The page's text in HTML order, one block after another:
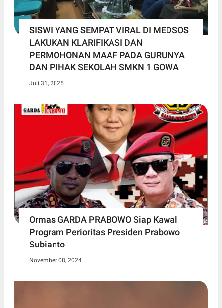
SISWI YANG SEMPAT VIRAL DI MEDSOS
LAKUKAN KLARIFIKASI DAN
PERMOHONAN MAAF PADA GURUNYA
DAN PIHAK SEKOLAH SMKN 1 GOWA
Juli 31, 2025
Ormas GARDA PRABOWO Siap Kawal
Program Perioritas Presiden Prabowo
Subianto
November 08, 2024